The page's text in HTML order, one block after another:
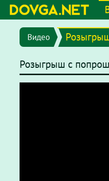
Видео
Розыгрыш с